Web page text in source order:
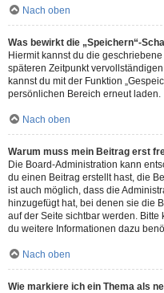
Nach oben
Was bewirkt die „Speichern“-
Hiermit kannst du die
späteren Zeitpunkt
kannst du mit der Funktion
persönlichen Bereich erneut laden.
Nach oben
Warum muss mein Beitrag erst
Die Board-Administration kann
du einen Beitrag erstellt hast, die
ist auch möglich, dass die
hinzugefügt hat, bei denen sie die
auf der Seite sichtbar werden.
du weitere Informationen dazu
Nach oben
Wie markiere ich ein Thema als